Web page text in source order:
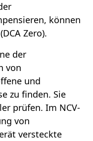
können
Zero).
der
von
und
zu finden. Sie
prüfen. Im NCV-
von
versteckte